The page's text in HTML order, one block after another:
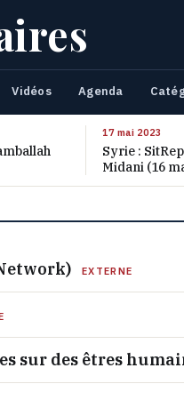
Vidéos Agenda
17 mai 2023
Syrie :
Midani (16
EXTERNE
sur des êtres